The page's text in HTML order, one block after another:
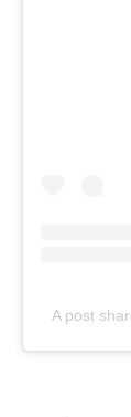
A post